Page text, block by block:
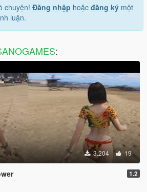
chuyện! Đăng nhập hoặc đăng ký một
luận.
:
3.204 19
1.2